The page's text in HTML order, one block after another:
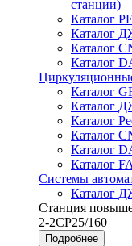
станции)
Каталог
Каталог
Каталог
Каталог
Каталог
Каталог
Каталог
Каталог
Каталог
Каталог
Системы
Каталог
Станция
2-2CP25/160
Подробнее